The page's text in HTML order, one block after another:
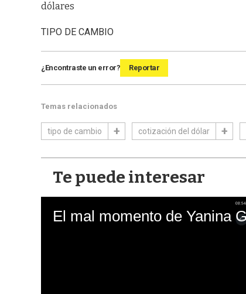
dólares
TIPO DE CAMBIO
¿Encontraste un error? Reportar
Temas relacionados
tipo de cambio cotización del dólar
Te puede interesar